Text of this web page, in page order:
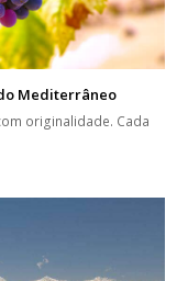
Mediterrâneo
originalidade. Cada